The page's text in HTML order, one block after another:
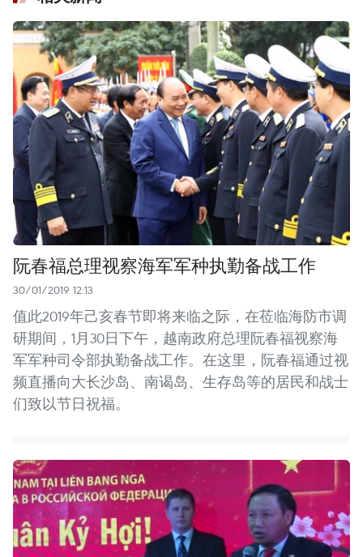
阮春福总理视察海军军种执勤备战工作
30/01/2019 12:13
值此2019年己亥春节即将来临之际，在莅临海防市调
研期间，1月30日下午，越南政府总理阮春福视察海
军军种司令部执勤备战工作。在这里，阮春福通过视
频直播向大长沙岛、南谒岛、生存岛等的居民和战士
们致以节日祝福。